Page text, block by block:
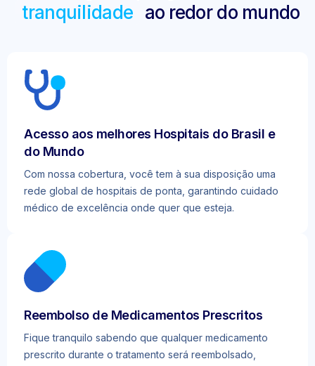
tranquilidade ao redor do mundo
Acesso aos melhores Hospitais do Brasil e
do Mundo
Com nossa cobertura, você tem à sua disposição uma
rede global de hospitais de ponta, garantindo cuidado
médico de excelência onde quer que esteja.
Reembolso de Medicamentos Prescritos
Fique tranquilo sabendo que qualquer medicamento
prescrito durante o tratamento será reembolsado,